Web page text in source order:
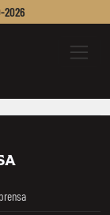
2026
Menu